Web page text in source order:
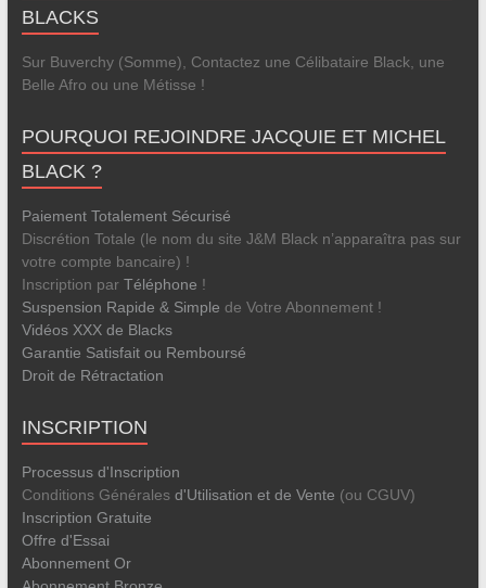
BLACKS
Sur Buverchy (Somme), Contactez une Célibataire Black, une
Belle Afro ou une Métisse !
POURQUOI REJOINDRE JACQUIE ET MICHEL
BLACK ?
Paiement Totalement Sécurisé
Discrétion Totale (le nom du site J&M Black n’apparaîtra pas sur
votre compte bancaire) !
Inscription par Téléphone !
Suspension Rapide & Simple de Votre Abonnement !
Vidéos XXX de Blacks
Garantie Satisfait ou Remboursé
Droit de Rétractation
INSCRIPTION
Processus d'Inscription
Conditions Générales d'Utilisation et de Vente (ou CGUV)
Inscription Gratuite
Offre d'Essai
Abonnement Or